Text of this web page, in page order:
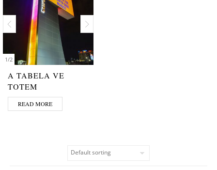
1/2
A TABELA VE
TOTEM
READ MORE